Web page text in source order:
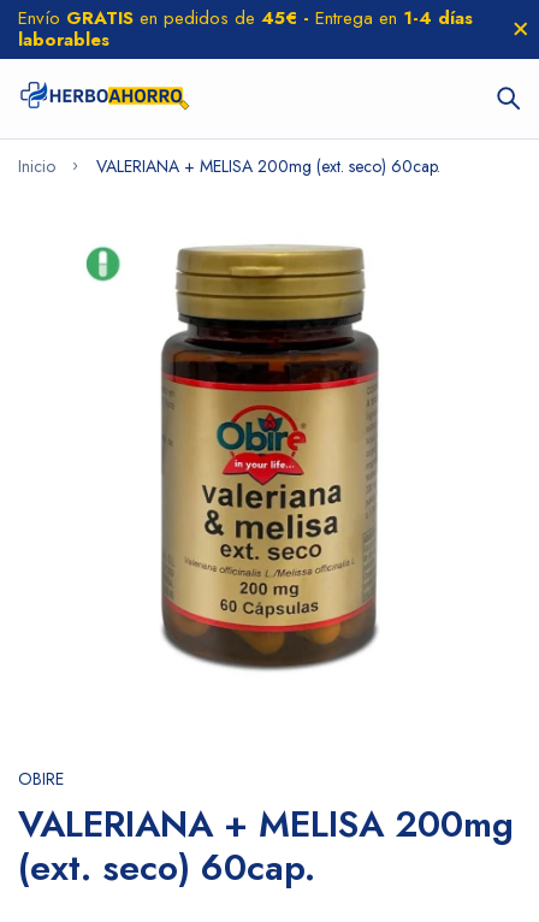
Envío GRATIS en pedidos de 45€ - Entrega en 1-4 días
laborables
Inicio VALERIANA + MELISA 200mg (ext. seco) 60cap.
OBIRE
VALERIANA + MELISA 200mg
(ext. seco) 60cap.